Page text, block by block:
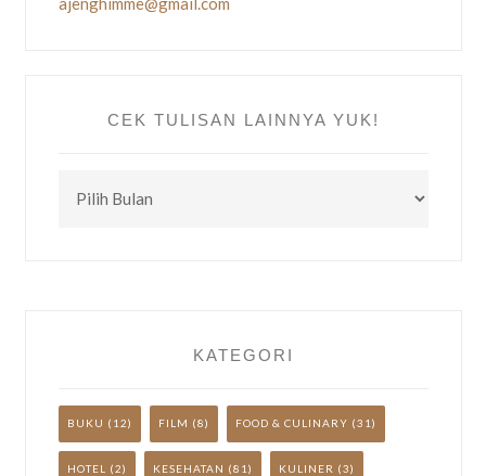
CEK TULISAN LAINNYA YUK!
TULISAN
KATEGORI
BUKU (12) FILM (8) FOOD & CULINARY (31)
HOTEL (2) KESEHATAN (81) KULINER (3)